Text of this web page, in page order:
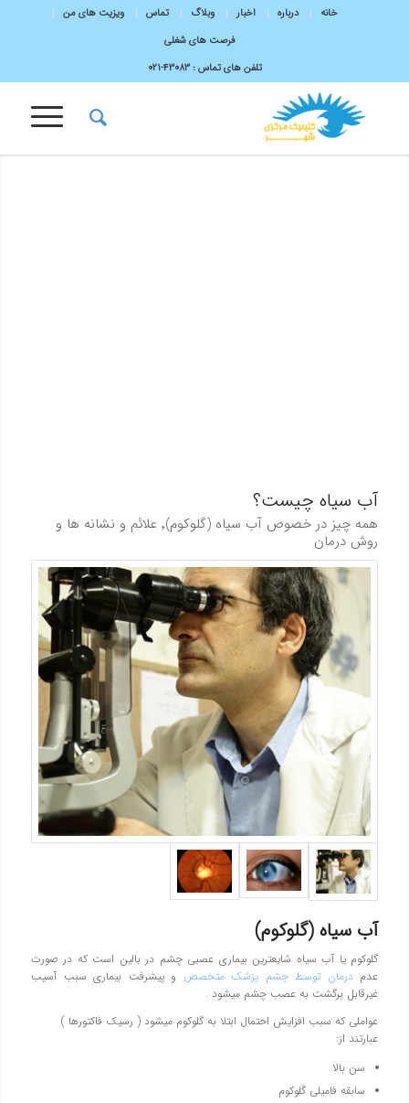
خانه درباره اخبار وبلاگ تماس
ویزیت های من
فرصت های شغلی
تلفن های تماس :43083-۰۲۱
آب سیاه چیست؟
همه چیز در خصوص آب سیاه (گلوکوم)٬ علائم و نشانه ها و
روش درمان
آب سیاه (گلوکوم)
گلوکوم یا آب سیاه شایعترین بیماری عصبی چشم در بالین است که در صورت
عدمدرمان توسط چشم پزشک متخصص و پیشرفت بیماری سبب آسیب
غیرقابل برگشت به عصب چشم میشود .
عواملی که سبب افزایش احتمال ابتلا به گلوکوم میشود ( رسیک فاکتورها )
عبارتند از:
سن بالا
سابقه فامیلی گلوکوم